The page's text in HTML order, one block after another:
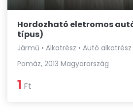
Hordozható eletromos
típus)
Jármű • Alkatrész • Autó alkatrész
Pomáz, 2013 Magyarország
1 Ft